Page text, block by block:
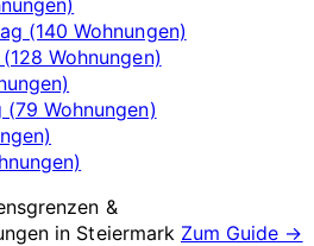
(140 Wohnungen)
Wohnungen)
Wohnungen)
&
in Steiermark Zum Guide →